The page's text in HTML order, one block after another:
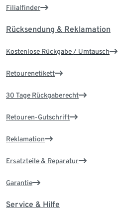
Filialfinder
Rücksendung & Reklamation
Kostenlose Rückgabe / Umtausch
Retourenetikett
30 Tage Rückgaberecht
Retouren-Gutschrift
Reklamation
Ersatzteile & Reparatur
Garantie
Service & Hilfe